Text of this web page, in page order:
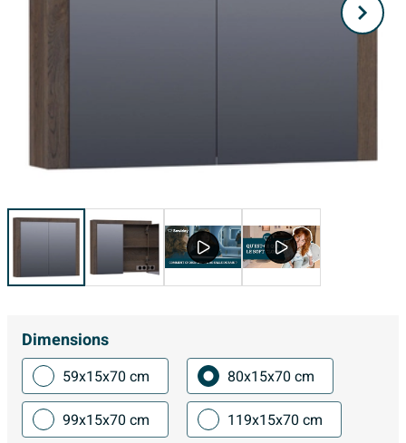
Dimensions
59x15x70 cm
80x15x70 cm
99x15x70 cm
119x15x70 cm